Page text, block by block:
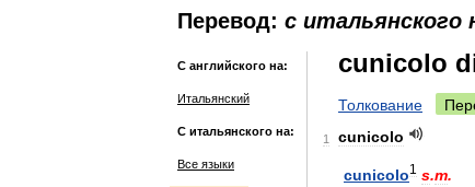
Перевод: с итальянского
С английского на:
Итальянский
С итальянского на:
Все языки
cunicolo
Толкование
1 cunicolo
cunicolo1 s.m.